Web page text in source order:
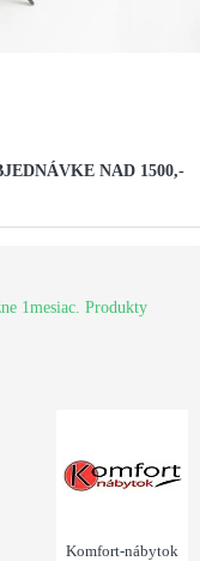
NAD 1500,-
1mesiac. Produkty
Komfort-nábytok